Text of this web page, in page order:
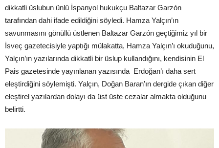
dikkatli üslubun ünlü İspanyol hukukçu Baltazar Garzón
tarafından dahi ifade edildiğini söyledi. Hamza Yalçın’ın
savunmasını gönüllü üstlenen Baltazar Garzón geçtiğimiz yıl bir
İsveç gazetecisiyle yaptığı mülakatta, Hamza Yalçın’ı okuduğunu,
Yalçın’ın yazılarında dikkatli bir üslup kullandığını, kendisinin El
Pais gazetesinde yayınlanan yazısında Erdoğan’ı daha sert
eleştirdiğini söylemişti. Yalçın, Doğan Baran’ın dergide çıkan diğer
eleştirel yazılardan dolayı da üst üste cezalar almakta olduğunu
belirtti.